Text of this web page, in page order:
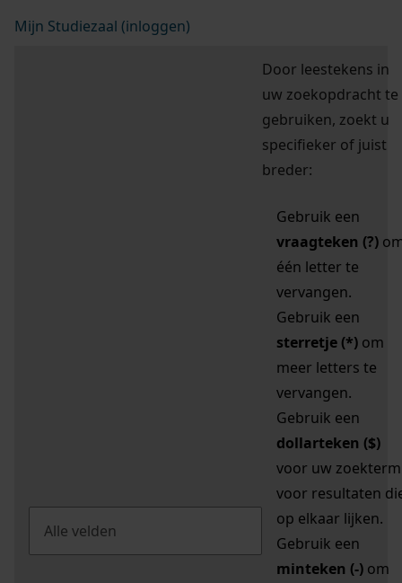
Mijn Studiezaal (inloggen)
Door leestekens in
uw zoekopdracht te
gebruiken, zoekt u
specifieker of juist
breder:
Gebruik een
vraagteken (?)
één letter te
vervangen.
Gebruik een
sterretje (*) om
meer letters te
vervangen.
Gebruik een
dollarteken ($)
voor uw zoekterm
voor resultaten
op elkaar lijken.
Gebruik een
minteken (-) om